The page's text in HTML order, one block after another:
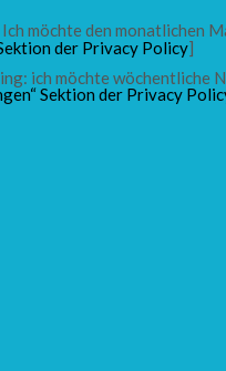
möchte den monatlichen
der Privacy Policy]
ich möchte wöchentliche
Sektion der Privacy